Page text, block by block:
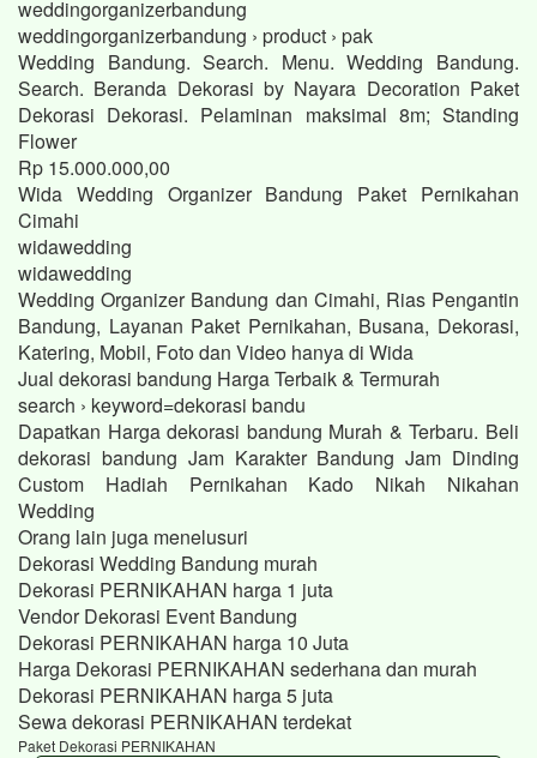
weddingorganizerbandung
weddingorganizerbandung › product › pak
Wedding Bandung. Search. Menu. Wedding Bandung.
Search. Beranda Dekorasi by Nayara Decoration Paket
Dekorasi Dekorasi. Pelaminan maksimal 8m; Standing
Flower
Rp 15.000.000,00
Wida Wedding Organizer Bandung Paket Pernikahan
Cimahi
widawedding
widawedding
Wedding Organizer Bandung dan Cimahi, Rias Pengantin
Bandung, Layanan Paket Pernikahan, Busana, Dekorasi,
Katering, Mobil, Foto dan Video hanya di Wida
Jual dekorasi bandung Harga Terbaik & Termurah
search › keyword=dekorasi bandu
Dapatkan Harga dekorasi bandung Murah & Terbaru. Beli
dekorasi bandung Jam Karakter Bandung Jam Dinding
Custom Hadiah Pernikahan Kado Nikah Nikahan
Wedding
Orang lain juga menelusuri
Dekorasi Wedding Bandung murah
Dekorasi PERNIKAHAN harga 1 juta
Vendor Dekorasi Event Bandung
Dekorasi PERNIKAHAN harga 10 Juta
Harga Dekorasi PERNIKAHAN sederhana dan murah
Dekorasi PERNIKAHAN harga 5 juta
Sewa dekorasi PERNIKAHAN terdekat
Paket Dekorasi PERNIKAHAN